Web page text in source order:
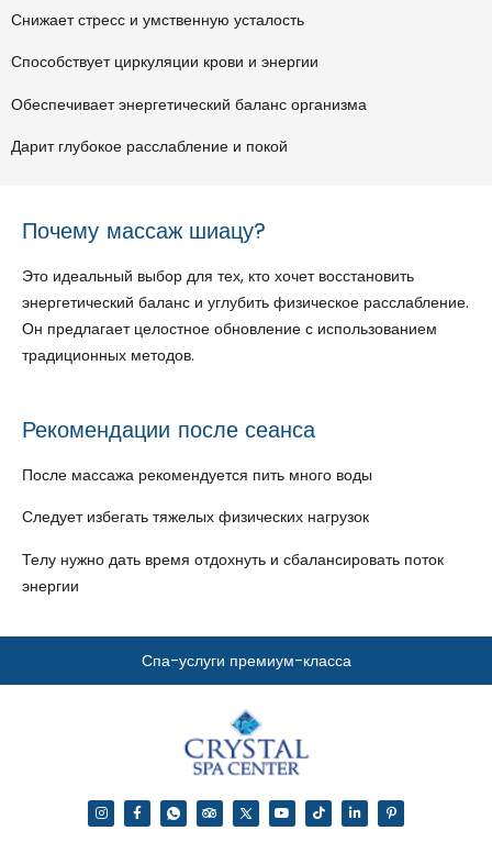
Снижает стресс и умственную усталость
Способствует циркуляции крови и энергии
Обеспечивает энергетический баланс организма
Дарит глубокое расслабление и покой
Почему массаж шиацу?
Это идеальный выбор для тех, кто хочет восстановить
энергетический баланс и углубить физическое расслабление.
Он предлагает целостное обновление с использованием
традиционных методов.
Рекомендации после сеанса
После массажа рекомендуется пить много воды
Следует избегать тяжелых физических нагрузок
Телу нужно дать время отдохнуть и сбалансировать поток
энергии
Спа-услуги премиум-класса